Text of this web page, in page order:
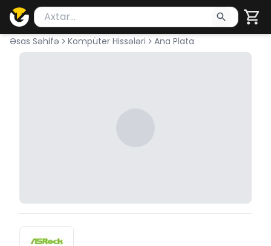
Məhsul axtar
Axtarış üçün ən azı 2 simvol yazın. Göndərmək
Əsas Səhifə Kompüter Hissələri Ana Plata